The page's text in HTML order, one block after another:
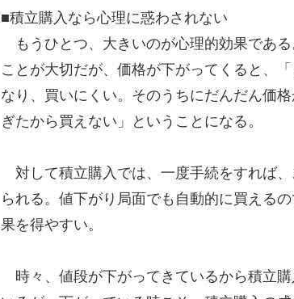
■積立購入なら心理に惑わされない
もうひとつ、大きいのが心理的効果であ
ことが大切だが、価格が下がってくると、
なり、買いにくい。そのうちにだんだん価
ぎたから買えない」ということになる。
対して積立購入では、一度手続をすれば
られる。値下がり局面でも自動的に買える
果を得やすい。
時々、値段が下がってきているから積立